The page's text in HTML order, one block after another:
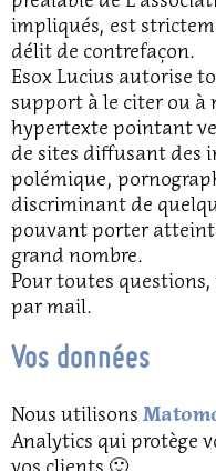
impliqués, est
délit de contrefaçon.
Esox Lucius autorise
support à le citer ou à
hypertexte pointant
de sites diffusant des
polémique,
discriminant de
pouvant porter
grand nombre.
Pour toutes
par mail.
Vos données
Nous utilisons
Analytics qui protège
vos clients 🙂